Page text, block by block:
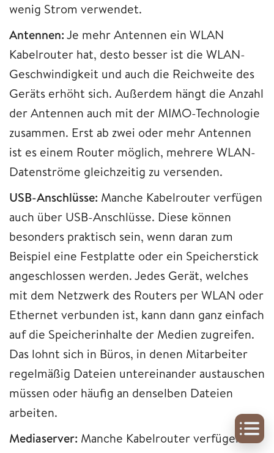
wenig Strom verwendet.
Antennen:Je mehr Antennen ein WLAN
Kabelrouter hat, desto besser ist die WLAN-
Geschwindigkeit und auch die Reichweite des
Geräts erhöht sich. Außerdem hängt die Anzahl
der Antennen auch mit der MIMO-Technologie
zusammen. Erst ab zwei oder mehr Antennen
ist es einem Router möglich, mehrere WLAN-
Datenströme gleichzeitig zu versenden.
USB-Anschlüsse: Manche Kabelrouter verfügen
auch über USB-Anschlüsse. Diese können
besonders praktisch sein, wenn daran zum
Beispiel eine Festplatte oder ein Speicherstick
angeschlossen werden. Jedes Gerät, welches
mit dem Netzwerk des Routers per WLAN oder
Ethernet verbunden ist, kann dann ganz einfach
auf die Speicherinhalte der Medien zugreifen.
Das lohnt sich in Büros, in denen Mitarbeiter
regelmäßig Dateien untereinander austauschen
müssen oder häufig an denselben Dateien
arbeiten.
Mediaserver: Manche Kabelrouter verfügen